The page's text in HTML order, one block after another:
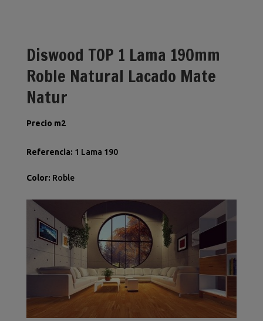
Diswood TOP 1 Lama 190mm
Roble Natural Lacado Mate
Natur
Precio m2
Referencia: 1 Lama 190
Color: Roble